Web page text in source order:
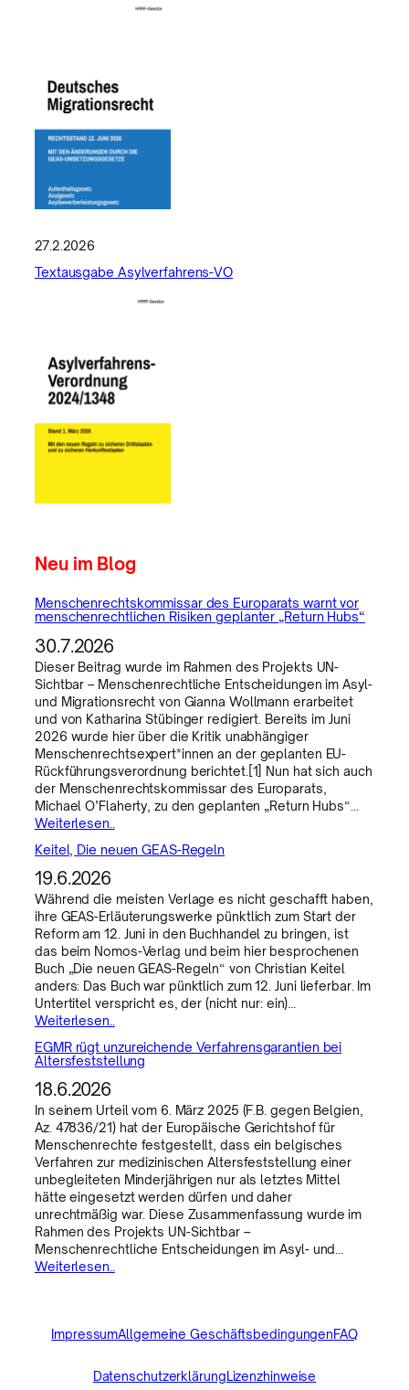
27.2.2026
Textausgabe Asylverfahrens-VO
Neu im Blog
Menschenrechtskommissar des Europarats warnt vor
menschenrechtlichen Risiken geplanter „Return Hubs“
30.7.2026
Dieser Beitrag wurde im Rahmen des Projekts UN-
Sichtbar – Menschenrechtliche Entscheidungen im Asyl-
und Migrationsrecht von Gianna Wollmann erarbeitet
und von Katharina Stübinger redigiert. Bereits im Juni
2026 wurde hier über die Kritik unabhängiger
Menschenrechtsexpert*innen an der geplanten EU-
Rückführungsverordnung berichtet.[1] Nun hat sich auch
der Menschenrechtskommissar des Europarats,
Michael O’Flaherty, zu den geplanten „Return Hubs“…
Weiterlesen..
Keitel, Die neuen GEAS-Regeln
19.6.2026
Während die meisten Verlage es nicht geschafft haben,
ihre GEAS-Erläuterungswerke pünktlich zum Start der
Reform am 12. Juni in den Buchhandel zu bringen, ist
das beim Nomos-Verlag und beim hier besprochenen
Buch „Die neuen GEAS-Regeln“ von Christian Keitel
anders: Das Buch war pünktlich zum 12. Juni lieferbar. Im
Untertitel verspricht es, der (nicht nur: ein)…
Weiterlesen..
EGMR rügt unzureichende Verfahrensgarantien bei
Altersfeststellung
18.6.2026
In seinem Urteil vom 6. März 2025 (F.B. gegen Belgien,
Az. 47836/21) hat der Europäische Gerichtshof für
Menschenrechte festgestellt, dass ein belgisches
Verfahren zur medizinischen Altersfeststellung einer
unbegleiteten Minderjährigen nur als letztes Mittel
hätte eingesetzt werden dürfen und daher
unrechtmäßig war. Diese Zusammenfassung wurde im
Rahmen des Projekts UN-Sichtbar –
Menschenrechtliche Entscheidungen im Asyl- und…
Weiterlesen..
ImpressumAllgemeine GeschäftsbedingungenFAQ
DatenschutzerklärungLizenzhinweise